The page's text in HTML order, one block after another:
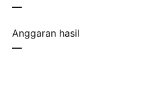
—
Anggaran hasil
—